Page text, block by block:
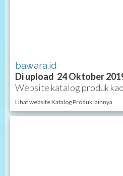
bawara.id
Di upload 24 Oktober
Website katalog produk
Lihat website Katalog Produk lainnya